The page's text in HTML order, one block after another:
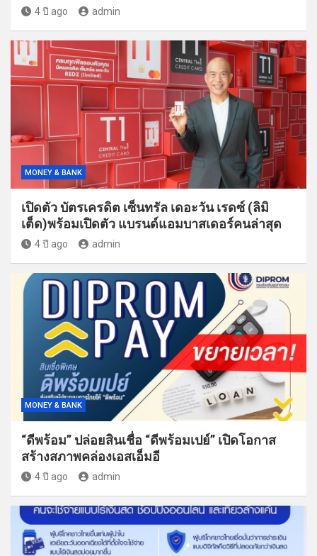
4 ปี ago admin
MONEY & BANK
เปิดตัว บัตรเครดิต เซ็นทรัล เดอะวัน เรดซ์ (ลิมิ
เต็ด)พร้อมเปิดตัว แบรนด์แอมบาสเดอร์คนล่าสุด
4 ปี ago admin
MONEY & BANK
“ดีพร้อม” ปล่อยสินเชื่อ “ดีพร้อมเปย์” เปิดโอกาส
สร้างสภาพคล่องเอสเอ็มอี
4 ปี ago admin